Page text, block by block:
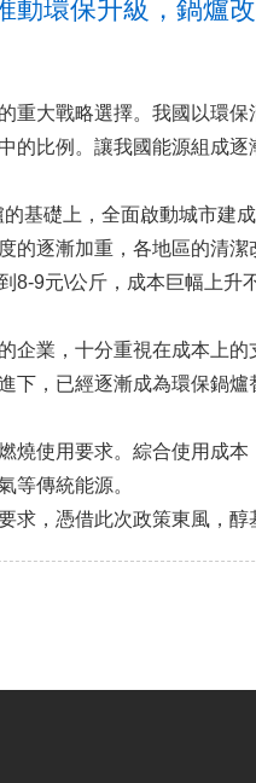
動環保升級，鍋爐
大戰略選擇。我國以環
比例。讓我國能源組成
基礎上，全面啟動城市建
逐漸加重，各地區的清
9元\公斤，成本巨幅上升
業，十分重視在成本上
，已經逐漸成為環保鍋爐
使用要求。綜合使用成
等傳統能源。
，憑借此次政策東風，醇